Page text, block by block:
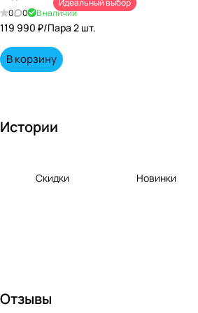
непревзойд
0 0 В наличии
Идеальный выбор
119 990 ₽/Пара 2 шт.
В корзину
Истории
Скидки Новинки
Отзывы